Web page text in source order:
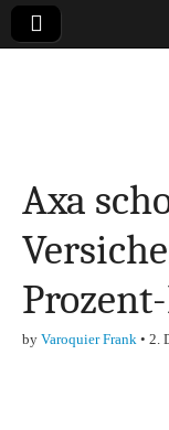
&
Axa
by Varoquier Frank • 2.